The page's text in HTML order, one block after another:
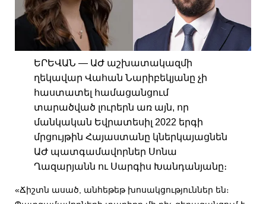
ԵՐԵՎԱՆ — ԱԺ աշխատակազմի
ղեկավար Վահան Նարիբեկյանը չի
հաստատել համացանցում
տարածված լուրերն առ այն, որ
մանկական Եվրատեսիլ 2022 երգի
մրցույթին Հայաստանը կներկայացնեն
ԱԺ պատգամավորներ Սոնա
Ղազարյանն ու Սարգիս Խանդանյանը։
«Ճիշտն ասած, անհեթեթ խոսակցություններ են։